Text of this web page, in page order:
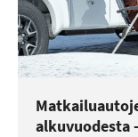
alkuvuodesta